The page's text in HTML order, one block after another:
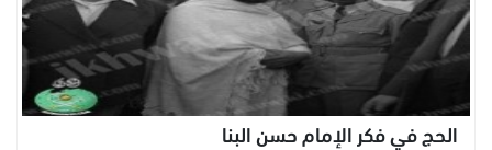
الحج في فكر الإمام حسن البنا